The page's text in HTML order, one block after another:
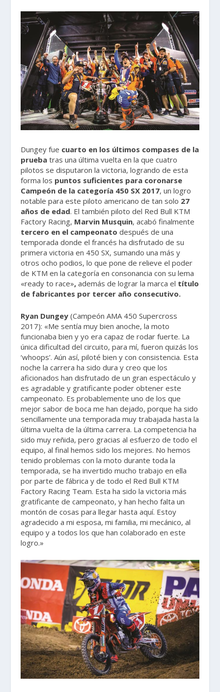
Dungey fue cuarto en los últimos compases de la
prueba tras una última vuelta en la que cuatro
pilotos se disputaron la victoria, logrando de esta
forma los puntos suficientes para coronarse
Campeón de la categoría 450 SX 2017, un logro
notable para este piloto americano de tan solo 27
años de edad. El también piloto del Red Bull KTM
Factory Racing, Marvin Musquin, acabó finalmente
tercero en el campeonato después de una
temporada donde el francés ha disfrutado de su
primera victoria en 450 SX, sumando una más y
otros ocho podios, lo que pone de relieve el poder
de KTM en la categoría en consonancia con su lema
«ready to race», además de lograr la marca el título
de fabricantes por tercer año consecutivo.
Ryan Dungey (Campeón AMA 450 Supercross
2017): «Me sentía muy bien anoche, la moto
funcionaba bien y yo era capaz de rodar fuerte. La
única dificultad del circuito, para mí, fueron quizás los
‘whoops’. Aún así, piloté bien y con consistencia. Esta
noche la carrera ha sido dura y creo que los
aficionados han disfrutado de un gran espectáculo y
es agradable y gratificante poder obtener este
campeonato. Es probablemente uno de los que
mejor sabor de boca me han dejado, porque ha sido
sencillamente una temporada muy trabajada hasta la
última vuelta de la última carrera. La competencia ha
sido muy reñida, pero gracias al esfuerzo de todo el
equipo, al final hemos sido los mejores. No hemos
tenido problemas con la moto durante toda la
temporada, se ha invertido mucho trabajo en ella
por parte de fábrica y de todo el Red Bull KTM
Factory Racing Team. Esta ha sido la victoria más
gratificante de campeonato, y han hecho falta un
montón de cosas para llegar hasta aquí. Estoy
agradecido a mi esposa, mi familia, mi mecánico, al
equipo y a todos los que han colaborado en este
logro.»